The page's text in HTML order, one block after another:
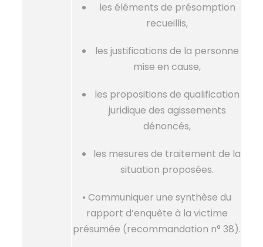
les éléments de présomption
recueillis,
les justifications de la personne
mise en cause,
les propositions de qualification
juridique des agissements
dénoncés,
les mesures de traitement de la
situation proposées.
• Communiquer une synthèse du
rapport d’enquête à la victime
présumée (recommandation n° 38).